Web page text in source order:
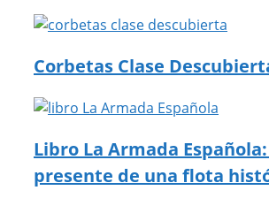
Corbetas Clase
Libro La Armada Española:
presente de una flota